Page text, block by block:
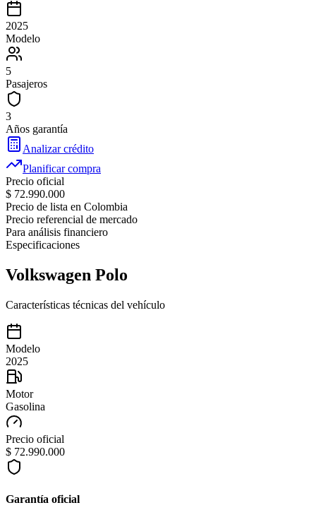
2025
Modelo
5
Pasajeros
3
Años garantía
Analizar crédito
Planificar compra
Precio oficial
$ 72.990.000
Precio de lista en Colombia
Precio referencial de mercado
Para análisis financiero
Especificaciones
Volkswagen Polo
Características técnicas del vehículo
Modelo
2025
Motor
Gasolina
Precio oficial
$ 72.990.000
Garantía oficial